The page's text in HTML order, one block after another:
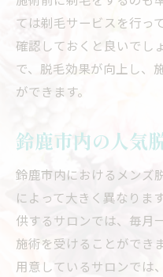
メンズ脱毛のトレ
鈴鹿市で話題
メンズ脱毛のト
注目の脱毛機
鈴鹿市で体験
次世代のメン
ては剃毛サービスを行っ
確認しておくと良いでし
で、脱毛効果が向上し、
ができます。
鈴鹿市内の人気
鈴鹿市内におけるメンズ
によって大きく異なりま
供するサロンでは、毎月
施術を受けることができ
用意しているサロンでは